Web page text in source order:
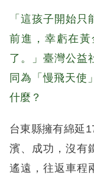
「這孩子開始
前進，幸虧在
了。」臺灣公益
同為「慢飛天使
什麼？
台東縣擁有綿延
濱、成功，沒有
遙遠，往返車程